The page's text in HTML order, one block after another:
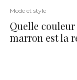
Mode et style
Quelle couleur
marron est la